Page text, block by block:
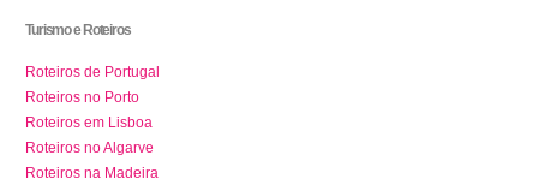
Turismo e Roteiros
Roteiros de Portugal
Roteiros no Porto
Roteiros em Lisboa
Roteiros no Algarve
Roteiros na Madeira